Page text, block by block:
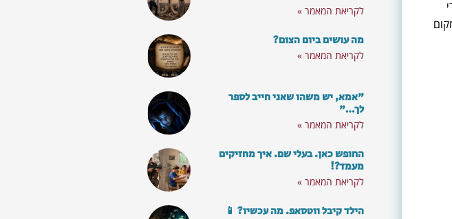
לקריאת המאמר »
מה עושים ביום הצום?
לקריאת המאמר »
"אמא, יש משהו שאני חייב לספר
לך…"
לקריאת המאמר »
החופש כאן. בעלי שם. איך מחזיקים
מעמד?!
לקריאת המאמר »
הילד קיבל ווטסאפ. מה עכשיו? 📱את התכנים